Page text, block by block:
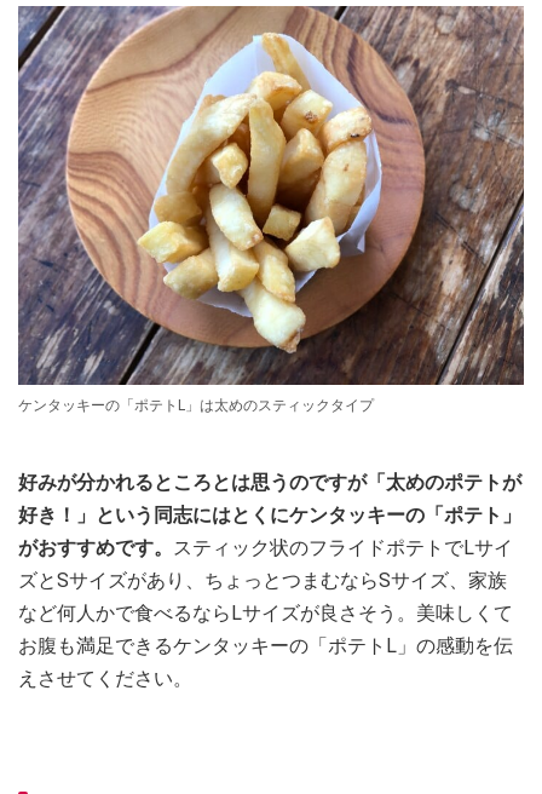
ケンタッキーの「ポテトL」は太めのスティックタイプ
好みが分かれるところとは思うのですが「太めのポテトが
好き！」という同志にはとくにケンタッキーの「ポテト」
がおすすめです。 スティック状のフライドポテトでLサイ
ズとSサイズがあり、ちょっとつまむならSサイズ、家族
など何人かで食べるならLサイズが良さそう。美味しくて
お腹も満足できるケンタッキーの「ポテトL」の感動を伝
えさせてください。